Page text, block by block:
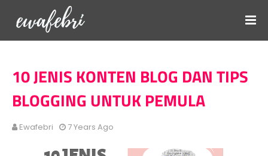
10 JENIS KONTEN BLOG DAN TIPS
BLOGGING UNTUK PEMULA
Ewafebri 7 Years Ago